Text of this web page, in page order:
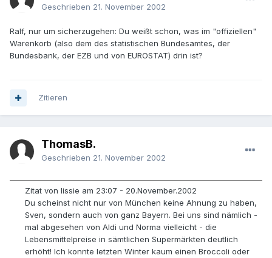
Geschrieben 21. November 2002
Ralf, nur um sicherzugehen: Du weißt schon, was im "offiziellen"
Warenkorb (also dem des statistischen Bundesamtes, der
Bundesbank, der EZB und von EUROSTAT) drin ist?
Zitieren
ThomasB.
Geschrieben 21. November 2002
Zitat von lissie am 23:07 - 20.November.2002
Du scheinst nicht nur von München keine Ahnung zu haben,
Sven, sondern auch von ganz Bayern. Bei uns sind nämlich -
mal abgesehen von Aldi und Norma vielleicht - die
Lebensmittelpreise in sämtlichen Supermärkten deutlich
erhöht! Ich konnte letzten Winter kaum einen Broccoli oder